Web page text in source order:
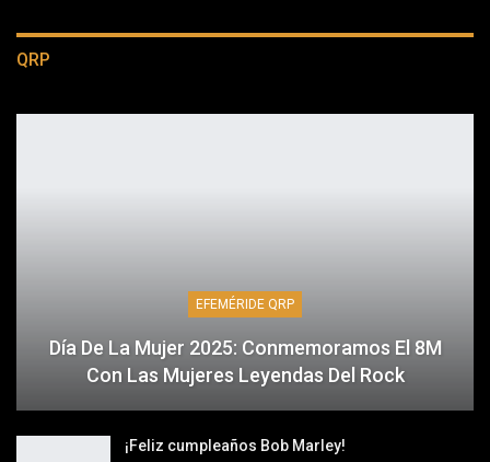
QRP
EFEMÉRIDE QRP
Día De La Mujer 2025: Conmemoramos El 8M
Con Las Mujeres Leyendas Del Rock
¡Feliz cumpleaños Bob Marley!